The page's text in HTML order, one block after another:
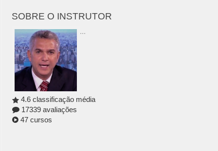
SOBRE O INSTRUTOR
...
4.6 classificação média
17339 avaliações
47 cursos